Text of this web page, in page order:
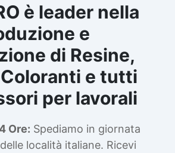
è leader nella
e
di Resine,
e tutti
per lavorali
Ore: Spediamo in giornata
località italiane. Ricevi